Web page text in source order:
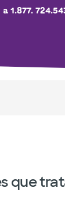
1.877.
que